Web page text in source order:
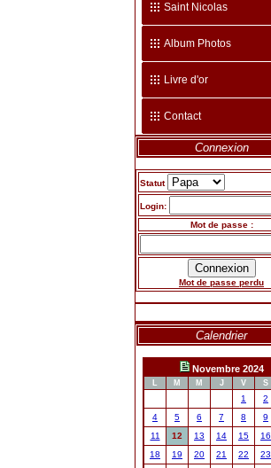
Saint Nicolas
Album Photos
Livre d'or
Contact
Connexion
Statut
Login:
Mot de passe :
Mot de passe perdu
Calendrier
Novembre 2024
L M M J V S
1 2
4
5 6 7 8 9
11
12 13 14 15 16
18
19 20 21 22 23